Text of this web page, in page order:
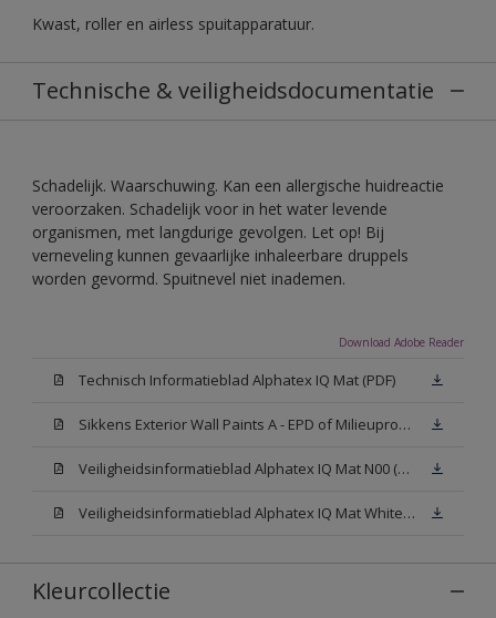
Kwast, roller en airless spuitapparatuur.
Technische & veiligheidsdocumentatie
Schadelijk. Waarschuwing. Kan een allergische huidreactie
veroorzaken. Schadelijk voor in het water levende
organismen, met langdurige gevolgen. Let op! Bij
verneveling kunnen gevaarlijke inhaleerbare druppels
worden gevormd. Spuitnevel niet inademen.
Download Adobe Reader
Technisch Informatieblad Alphatex IQ Mat (PDF)
Sikkens Exterior Wall Paints A - EPD of Milieuproductverklaring
Veiligheidsinformatieblad Alphatex IQ Mat N00 (MSDS)
Veiligheidsinformatieblad Alphatex IQ Mat White W05 (MSDS)
Kleurcollectie